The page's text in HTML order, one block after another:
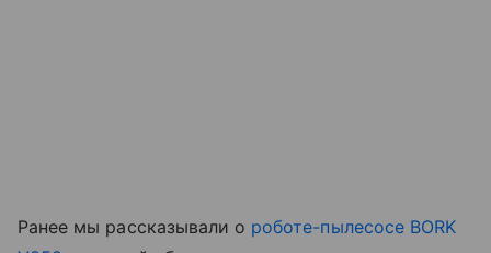
Ранее мы рассказывали о роботе-пылесосе BORK